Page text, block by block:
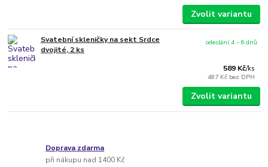
Zvolit variantu
Svatební skleničky na sekt Srdce
dvojité, 2 ks
589 Kč/ks
487 Kč bez DPH
odeslání 4 - 6 dnů
Zvolit variantu
Doprava zdarma
při nákupu nad 1400 Kč